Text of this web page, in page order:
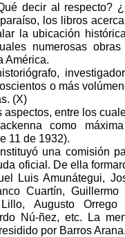
decir al respecto?
los libros
la ubicación
numerosas
América.
o más
(X)
aspectos, entre los
como
11 de 1932).
una comisión
oficial. De ella
Luis Amunátegui,
Cuartín,
Augusto
Nú-ñez, etc. La
por Barros